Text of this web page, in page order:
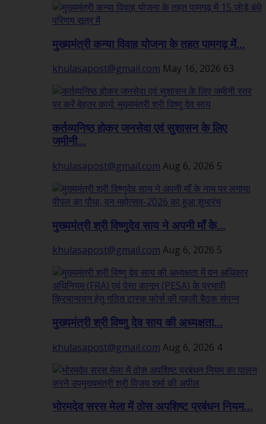
मुख्यमंत्री कन्या विवाह योजना के तहत पामगढ़ में...
khulasapost@gmail.com May 16, 2026 63
कर्तव्यनिष्ठ होकर जनसेवा एवं सुशासन के लिए
जमीनी...
khulasapost@gmail.com Aug 6, 2026 5
मुख्यमंत्री श्री विष्णुदेव साय ने अपनी माँ के...
khulasapost@gmail.com Aug 6, 2026 5
मुख्यमंत्री श्री विष्णु देव साय की अध्यक्षता...
khulasapost@gmail.com Aug 6, 2026 4
भोरमदेव सरस मेला में ठोस अपशिष्ट प्रबंधन नियम...